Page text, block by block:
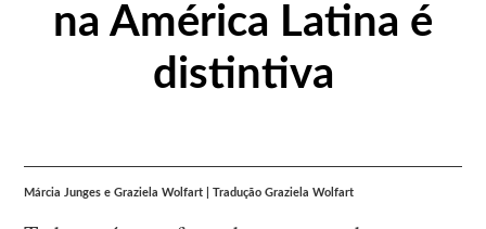
na América Latina é
distintiva
Márcia Junges e Graziela Wolfart | Tradução Graziela Wolfart